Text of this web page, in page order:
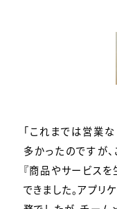
「これまでは営業
多かったのですが
『商品やサービス
できました。アプリ